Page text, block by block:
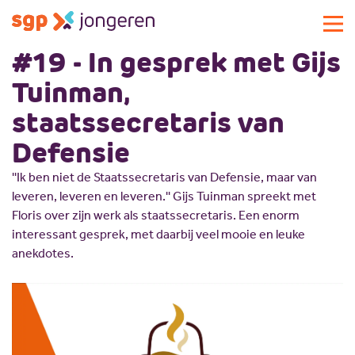
Actueel
Activiteiten
Standpunten
Lokale commissies
Doe mee
Doe mee
Lid worden
Doneren
Sponsoren
Magazines
Vacatures
Contact
Over SGP-jongeren
Over SGP-jongeren
Bestuur
Missie en visie
Geschiedenis
Landelijke SGP
Vrijwilligersplatform
#19 - In gesprek met Gijs
Tuinman,
staatssecretaris van
Defensie
''Ik ben niet de Staatssecretaris van Defensie, maar van
leveren, leveren en leveren.'' Gijs Tuinman spreekt met
Floris over zijn werk als staatssecretaris. Een enorm
interessant gesprek, met daarbij veel mooie en leuke
anekdotes.